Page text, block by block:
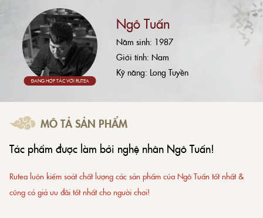
ĐANG HỢP TÁC VỚI RUTEA
Ngô Tuấn
Năm sinh: 1987
Giới tính: Nam
Kỹ năng: Long Tuyền
MÔ TẢ SẢN PHẨM
Tác phẩm được làm bởi nghệ nhân Ngô Tuấn!
Rutea luôn kiểm soát chất lượng các sản phẩm của Ngô Tuấn tốt nhất &
cũng có giá ưu đãi tốt nhất cho người chơi!